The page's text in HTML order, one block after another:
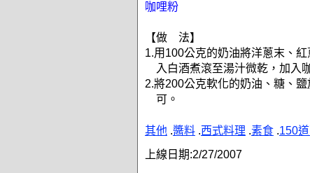
咖哩粉
【做 法】
1.用100公克的奶油將洋蔥末、
入白酒煮滾至湯汁微乾，加入
2.將200公克軟化的奶油、糖、
可。
其他 .醬料 .西式料理 .素食 .150
上線日期:2/27/2007